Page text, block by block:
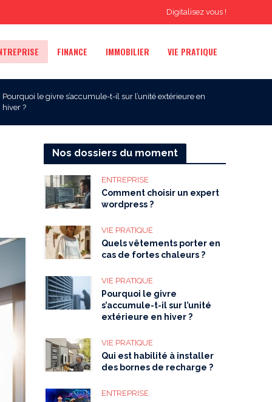
Digitalisez vous !
FINANCE IMMOBILIER VIE PRATIQUE
Pourquoi le givre s’accumule-t-il sur l’unité extérieure en
hiver ?
Nos dossiers du moment
ENTREPRISE
Comment choisir un expert
wordpress ?
VIE PRATIQUE
Quels vêtements porter en
cas de fortes chaleurs ?
VIE PRATIQUE
Pourquoi le givre
s’accumule-t-il sur l’unité
extérieure en hiver ?
VIE PRATIQUE
Qui est habilité à installer
des bornes de recharge ?
ENTREPRISE